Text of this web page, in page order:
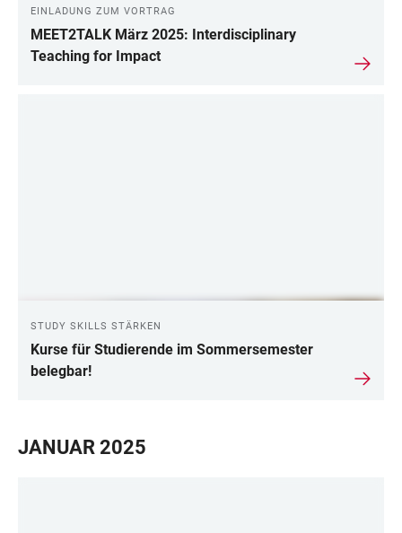
EINLADUNG ZUM VORTRAG
MEET2TALK März 2025: Interdisciplinary
Teaching for Impact
STUDY SKILLS STÄRKEN
Kurse für Studierende im Sommersemester
belegbar!
JANUAR 2025